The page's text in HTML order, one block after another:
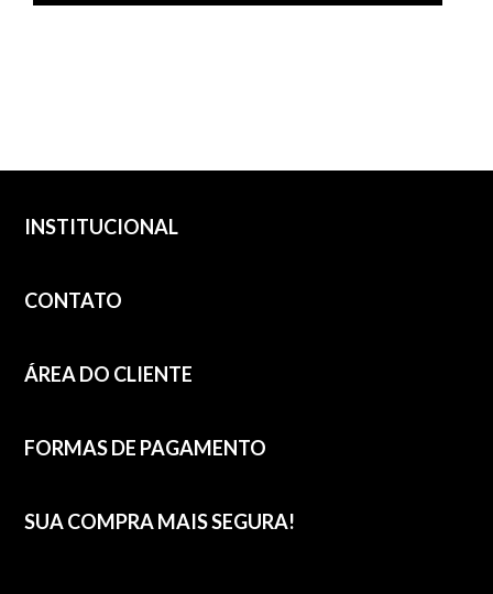
INSTITUCIONAL
CONTATO
ÁREA DO CLIENTE
FORMAS DE PAGAMENTO
SUA COMPRA MAIS SEGURA!